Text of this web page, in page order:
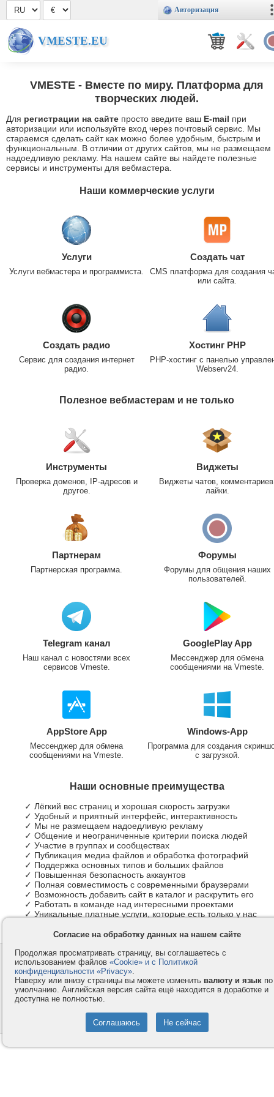
Авторизация
VMESTE.EU
VMESTE - Вместе по миру. Платформа для
творческих людей.
Для регистрации на сайте просто введите ваш E-mail при
авторизации или используйте вход через почтовый сервис. Мы
стараемся сделать сайт как можно более удобным, быстрым и
функциональным. В отличии от других сайтов, мы не размещаем
надоедливую рекламу. На нашем сайте вы найдете полезные
сервисы и инструменты для вебмастера.
Наши коммерческие услуги
Услуги
Услуги вебмастера и программиста.
Создать чат
CMS платформа для создания
или сайта.
Создать радио
Сервис для создания интернет
радио.
Хостинг PHP
PHP-хостинг с панелью
Webserv24.
Полезное вебмастерам и не только
Инструменты
Проверка доменов, IP-адресов и
другое.
Виджеты
Виджеты чатов,
лайки.
Партнерам
Партнерская программа.
Форумы
Форумы для общения наших
пользователей.
Telegram канал
Наш канал с новостями всех
сервисов Vmeste.
GooglePlay App
Мессенджер для обмена
сообщениями на Vmeste.
AppStore App
Мессенджер для обмена
сообщениями на Vmeste.
Windows-App
Программа для создания
с загрузкой.
Наши основные преимущества
✓ Лёгкий вес страниц и хорошая скорость загрузки
✓ Удобный и приятный интерфейс, интерактивность
✓ Мы не размещаем надоедливую рекламу
✓ Общение и неограниченные критерии поиска людей
✓ Участие в группах и сообществах
✓ Публикация медиа файлов и обработка фотографий
✓ Поддержка основных типов и больших файлов
✓ Повышенная безопасность аккаунтов
✓ Полная совместимость с современными браузерами
✓ Возможность добавить сайт в каталог и раскрутить его
✓ Работать в команде над интересными проектами
✓ Уникальные платные услуги, которые есть только у нас
Контакты
Компания
Privacy и Cookie
Услуги
Как оплатить
Помощь
© 2008-2026
- Все права защищены.
Согласие на обработку данных на нашем сайте
Продолжая просматривать страницу, вы соглашаетесь с
использованием файлов «Cookie» и с Политикой
конфиденциальности «Privacy».
Наверху или внизу страницы вы можете изменить валюту и язык по
умолчанию. Английская версия сайта ещё находится в доработке и
доступна не полностью.